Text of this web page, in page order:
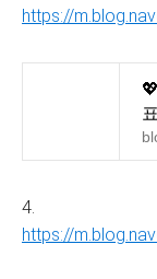
https://
4.
https://